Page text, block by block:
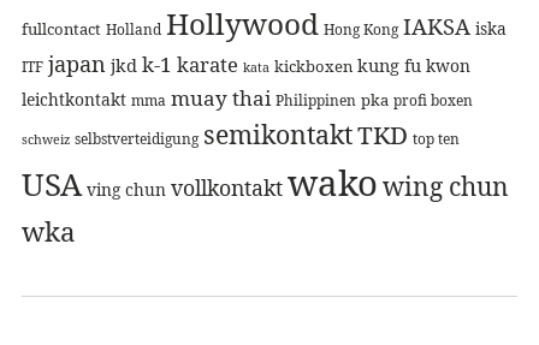
fullcontact Holland Hollywood Hong Kong IAKSA iska
ITF japan jkd k-1 karate kata kickboxen kung fu kwon
leichtkontakt mma muay thai Philippinen pka profi boxen
schweiz selbstverteidigung semikontaktTKD top ten
USA ving chun vollkontaktwakowing chun
wka